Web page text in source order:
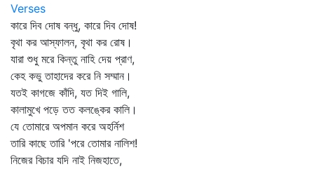
Verses
কারে দিব দোষ বন্ধু, কারে দিব দোষ!
বৃথা কর আস্ফালন, বৃথা কর রোষ।
যারা শুধু মরে কিন্তু নাহি দেয় প্রাণ,
কেহ কভু তাহাদের করে নি সম্মান।
যতই কাগজে কাঁদি, যত দিই গালি,
কালামুখে পড়ে তত কলঙ্কের কালি।
যে তোমারে অপমান করে অহর্নিশ
তারি কাছে তারি 'পরে তোমার নালিশ!
নিজের বিচার যদি নাই নিজহাতে,